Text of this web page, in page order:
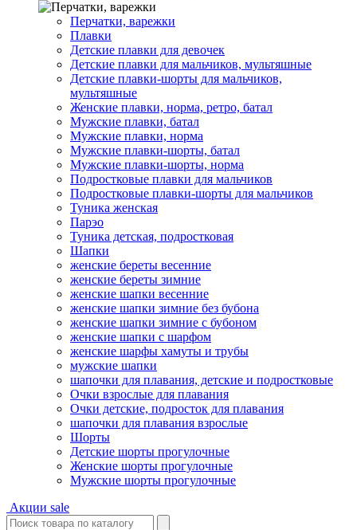
Перчатки, варежки
Плавки
Детские плавки для девочек
Детские плавки для мальчиков, мультяшные
Детские плавки-шорты для мальчиков,
мультяшные
Женские плавки, норма, ретро, батал
Мужские плавки, батал
Мужские плавки, норма
Мужские плавки-шорты, батал
Мужские плавки-шорты, норма
Подростковые плавки для мальчиков
Подростковые плавки-шорты для мальчиков
Туникa женская
Парэо
Туника детская, подростковая
Шапки
женские береты весенние
женские береты зимние
женские шапки весенние
женские шапки зимние без бубона
женские шапки зимние с бубоном
женские шапки с шарфом
женские шарфы хамуты и трубы
мужские шапки
шапочки для плавания, детские и подростковые
Очки взрослые для плавания
Очки детские, подросток для плавания
шапочки для плавания взрослые
Шорты
Детские шорты прогулочные
Женские шорты прогулочные
Мужские шорты прогулочные
Акции sale